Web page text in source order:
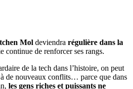
Mol deviendra régulière dans la
continue de renforcer ses rangs.
de la tech dans l’histoire, on peut
à de nouveaux conflits… parce que dans
les gens riches et puissants ne